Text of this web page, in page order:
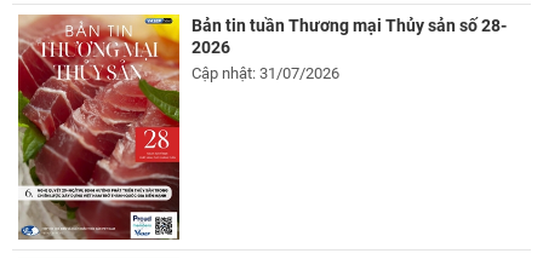
Bản tin tuần Thương mại Thủy sản số 28-
2026
Cập nhật: 31/07/2026